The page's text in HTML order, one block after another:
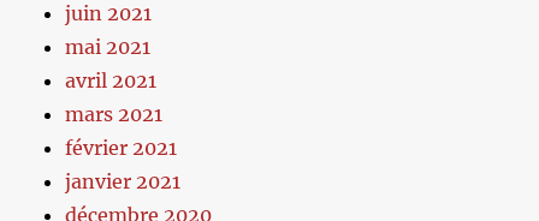
juin 2021
mai 2021
avril 2021
mars 2021
février 2021
janvier 2021
décembre 2020